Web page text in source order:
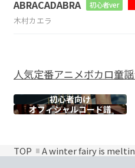
ABRACADABRA 初心者ver
木村カエラ
人気定番アニメボカロ童謡
初心者向け
オフィシャルコード譜
TOP A winter fairy is